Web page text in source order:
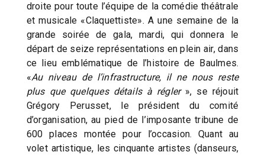
droite pour toute l’équipe de la comédie théâtrale
et musicale «Claquettiste». A une semaine de la
grande soirée de gala, mardi, qui donnera le
départ de seize représentations en plein air, dans
ce lieu emblématique de l’histoire de Baulmes.
«Au niveau de l’infrastructure, il ne nous reste
plus que quelques détails à régler», se réjouit
Grégory Perusset, le président du comité
d’organisation, au pied de l’imposante tribune de
600 places montée pour l’occasion. Quant au
volet artistique, les cinquante artistes (danseurs,